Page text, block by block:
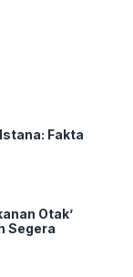
Fakta
Otak’
Segera